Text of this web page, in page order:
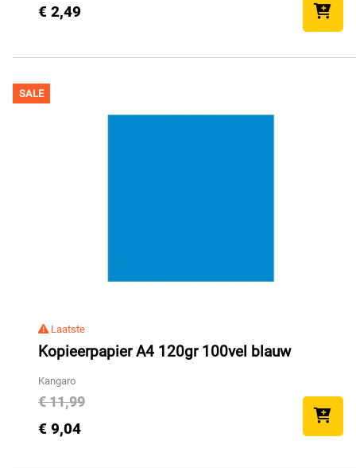
€ 2,49
SALE
Laatste
Kopieerpapier A4 120gr 100vel blauw
Kangaro
€ 11,99
€ 9,04